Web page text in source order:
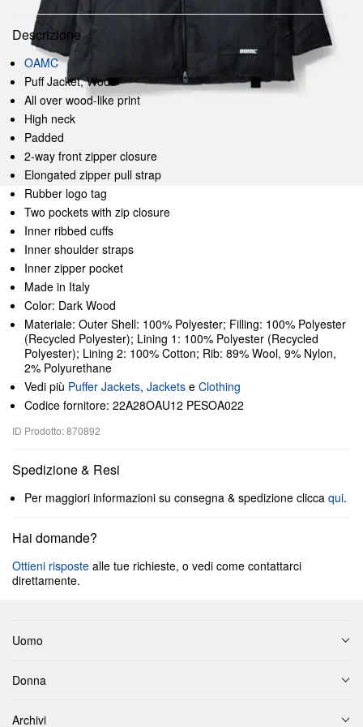
Descrizione
OAMC
Puff Jacket, Wood
All over wood-like print
High neck
Padded
2-way front zipper closure
Elongated zipper pull strap
Rubber logo tag
Two pockets with zip closure
Inner ribbed cuffs
Inner shoulder straps
Inner zipper pocket
Made in Italy
Color: Dark Wood
Materiale: Outer Shell: 100% Polyester; Filling: 100% Polyester
(Recycled Polyester); Lining 1: 100% Polyester (Recycled
Polyester); Lining 2: 100% Cotton; Rib: 89% Wool, 9% Nylon,
2% Polyurethane
Vedi più Puffer Jackets, Jackets e Clothing
Codice fornitore: 22A28OAU12 PESOA022
ID Prodotto: 870892
Spedizione & Resi
Per maggiori informazioni su consegna & spedizione clicca qui.
Hai domande?
Ottieni risposte alle tue richieste, o vedi come contattarci
direttamente.
Uomo
Donna
Archivi